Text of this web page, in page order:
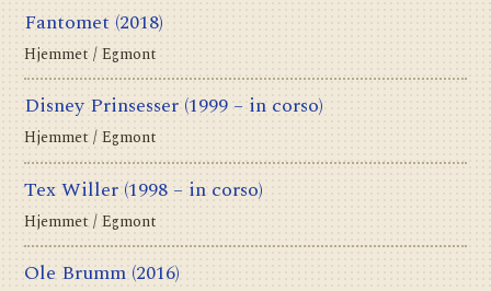
Fantomet (2018)
Hjemmet / Egmont
Disney Prinsesser (1999 – in corso)
Hjemmet / Egmont
Tex Willer (1998 – in corso)
Hjemmet / Egmont
Ole Brumm (2016)